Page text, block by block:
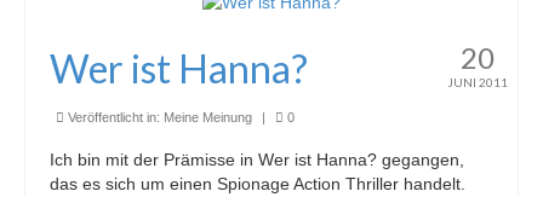
20
JUNI 2011
Wer ist Hanna?
Veröffentlicht in: Meine Meinung 0
Ich bin mit der Prämisse in Wer ist Hanna? gegangen,
das es sich um einen Spionage Action Thriller handelt.